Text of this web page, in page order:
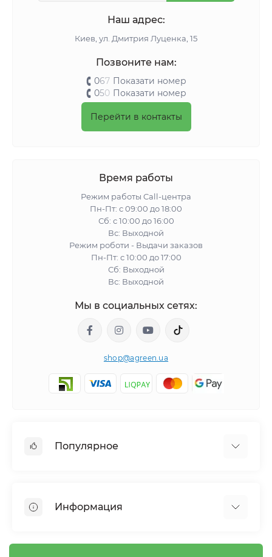
Наш адрес:
Киeв, ул. Дмитрия Луценка, 15
Позвоните нам:
067 Показати номер
050 Показати номер
Перейти в контакты
Время работы
Режим работы Call-центра
Пн-Пт: с 09:00 до 18:00
Сб: с 10:00 до 16:00
Вс: Выходной
Режим роботи - Выдачи заказов
Пн-Пт: с 10:00 до 17:00
Сб: Выходной
Вс: Выходной
Мы в социальных сетях:
shop@agreen.ua
Популярное
Сетка шпалерная
Сетка затеняющая
Информация